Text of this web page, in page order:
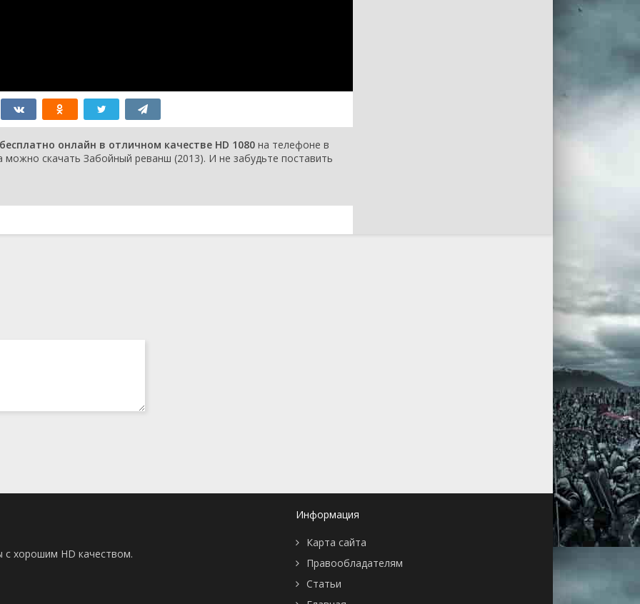
онлайн в отличном качестве HD 1080 на телефоне в
скачать Забойный реванш (2013). И не забудьте поставить
хорошим HD качеством.
Информация
Карта сайта
Правообладателям
Статьи